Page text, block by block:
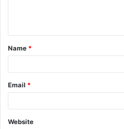
t
*
Name *
Email *
Website